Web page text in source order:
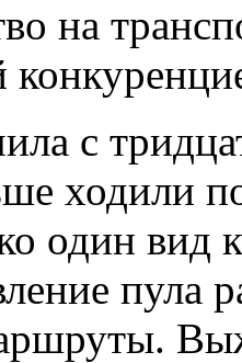
на
с
ходили
один вид
пула